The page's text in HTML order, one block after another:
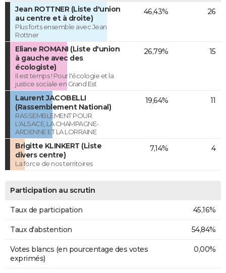
Jean ROTTNER (Liste d'union
au centre et à droite)
Plus forts ensemble avec Jean
Rottner
46,43% 26
Eliane ROMANI (Liste d'union
à gauche avec des
écologiste)
Il est temps ! Pour l'écologie et la
justice sociale en Grand Est
26,79% 15
Laurent JACOBELLI
(Rassemblement National)
RASSEMBLEMENT POUR
L'ALSACE, LA CHAMPAGNE-
ARDENNE ET LA LORRAINE
19,64% 11
Brigitte KLINKERT (Liste
divers centre)
La force de nos territoires
7,14% 4
Participation au scrutin
Taux de participation 45,16%
Taux d'abstention 54,84%
Votes blancs (en pourcentage des votes
exprimés)
0,00%